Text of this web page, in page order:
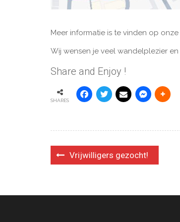
Meer informatie is te vinden op
Wij wensen je veel wandelplezier
Share and Enjoy !
SHARES
Bericht
Vrijwilligers gezocht!